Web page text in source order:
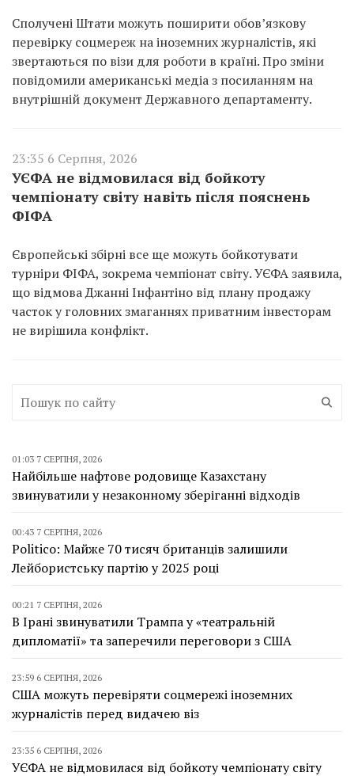
Сполучені Штати можуть поширити обов’язкову
перевірку соцмереж на іноземних журналістів, які
звертаються по візи для роботи в країні. Про зміни
повідомили американські медіа з посиланням на
внутрішній документ Державного департаменту.
23:35 6 Серпня, 2026
УЄФА не відмовилася від бойкоту
чемпіонату світу навіть після пояснень
ФІФА
Європейські збірні все ще можуть бойкотувати
турніри ФІФА, зокрема чемпіонат світу. УЄФА заявила,
що відмова Джанні Інфантіно від плану продажу
часток у головних змаганнях приватним інвесторам
не вирішила конфлікт.
01:03 7 СЕРПНЯ, 2026
Найбільше нафтове родовище Казахстану
звинуватили у незаконному зберіганні відходів
00:43 7 СЕРПНЯ, 2026
Politico: Майже 70 тисяч британців залишили
Лейбористську партію у 2025 році
00:21 7 СЕРПНЯ, 2026
В Ірані звинуватили Трампа у «театральній
дипломатії» та заперечили переговори з США
23:59 6 СЕРПНЯ, 2026
США можуть перевіряти соцмережі іноземних
журналістів перед видачею віз
23:35 6 СЕРПНЯ, 2026
УЄФА не відмовилася від бойкоту чемпіонату світу